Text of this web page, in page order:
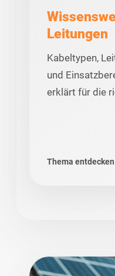
Leitungen
Kabeltypen,
und
erklärt für die
Thema entdecken